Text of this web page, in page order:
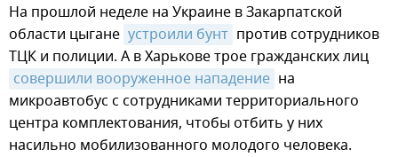
На прошлой неделе на Украине в Закарпатской
области цыгане устроили бунт против сотрудников
ТЦК и полиции. А в Харькове трое гражданских лиц
совершили вооруженное нападение на
микроавтобус с сотрудниками территориального
центра комплектования, чтобы отбить у них
насильно мобилизованного молодого человека.